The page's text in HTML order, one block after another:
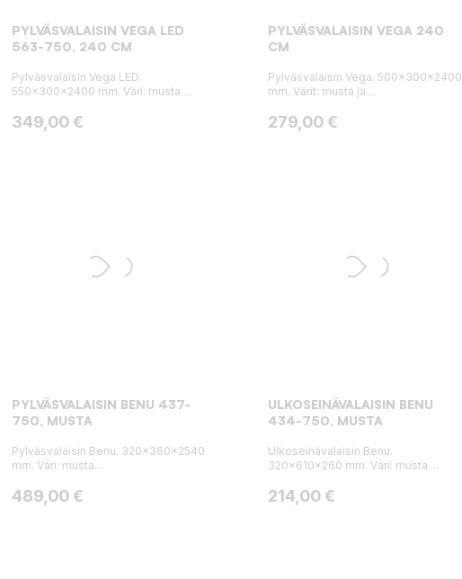
PYLVÄSVALAISIN VEGA LED
563-750, 240 CM
Pylväsvalaisin Vega LED.
550x300x2400 mm. Väri: musta....
Hinta
349,00 €
PYLVÄSVALAISIN VEGA 240
CM
Pylväsvalaisin Vega. 500x300x2400
mm. Värit: musta ja...
Hinta
279,00 €
PYLVÄSVALAISIN BENU 437-
750, MUSTA
Pylväsvalaisin Benu. 320x360x2540
mm. Väri: musta....
Hinta
489,00 €
ULKOSEINÄVALAISIN BENU
434-750, MUSTA
Ulkoseinävalaisin Benu.
320x610x260 mm. Väri: musta....
Hinta
214,00 €